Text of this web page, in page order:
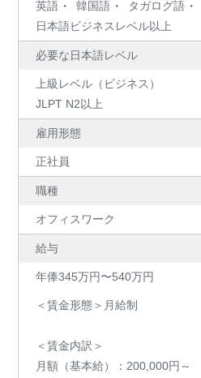
英語
韓国語 タガログ語
日本語ビジネスレベル以上
必要な日本語レベル
上級レベル（ビジネス）
JLPT N2以上
雇用形態
正社員
職種
オフィスワーク
給与
年俸345万円〜540万円
＜賃金形態＞月給制
＜賃金内訳＞
月額（基本給）：200,000円～